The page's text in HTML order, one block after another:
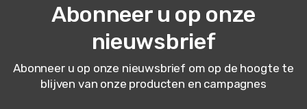
Abonneer u op onze
nieuwsbrief
Abonneer u op onze nieuwsbrief om op de hoogte te
blijven van onze producten en campagnes